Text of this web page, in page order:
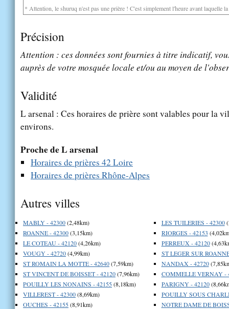
* Attention, le shuruq n'est pas une prière ! C'est simplement l'heure avant laquelle
Précision
Attention : ces données sont fournies à titre indicatif,
auprès de votre mosquée locale et/ou au moyen de
Validité
L arsenal : Ces horaires de prière sont valables pour la
environs.
Proche de L arsenal
Horaires de prières 42 Loire
Horaires de prières Rhône-Alpes
Autres villes
MABLY - 42300(2,48km)
ROANNE - 42300(3,15km)
LE COTEAU - 42120(4,26km)
VOUGY - 42720(4,99km)
ST ROMAIN LA MOTTE - 42640(7,59km)
ST VINCENT DE BOISSET - 42120(7,96km)
POUILLY LES NONAINS - 42155(8,18km)
VILLEREST - 42300(8,69km)
OUCHES - 42155(8,91km)
LES TUILERIES - 42300
RIORGES - 42153
PERREUX - 42120
ST LEGER SUR
NANDAX - 42720
COMMELLE VERNAY -
PARIGNY - 42120
POUILLY SOUS
NOTRE DAME DE